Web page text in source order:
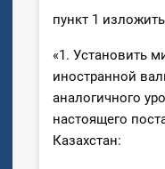
пункт 1
«1. Установить
иностранной
аналогичного
настоящего
Казахстан: